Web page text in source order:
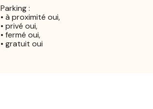
Parking :
• à proximité oui,
• privé oui,
• fermé oui,
• gratuit oui